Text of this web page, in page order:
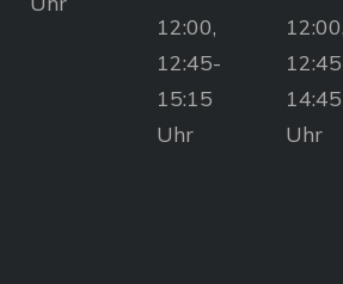
12:00,
12:45-
15:15
Uhr
12:00,
14:45
Uhr